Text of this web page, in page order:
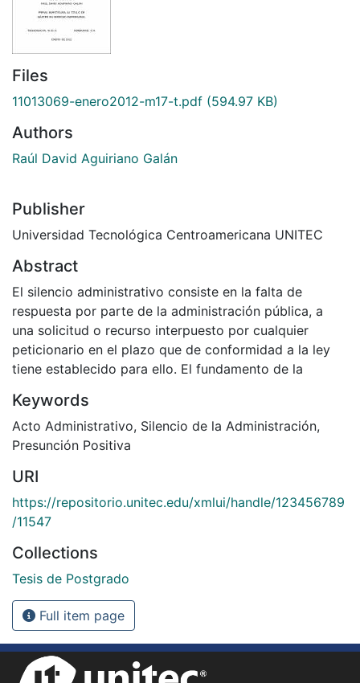
Files
11013069-enero2012-m17-t.pdf (594.97 KB)
Authors
Raúl David Aguiriano Galán
Publisher
Universidad Tecnológica Centroamericana UNITEC
Abstract
El silencio administrativo consiste en la falta de
respuesta por parte de la administración pública, a
una solicitud o recurso interpuesto por cualquier
peticionario en el plazo que de conformidad a la ley
tiene establecido para ello. El fundamento de la
Keywords
Acto Administrativo, Silencio de la Administración,
Presunción Positiva
URI
https://repositorio.unitec.edu/xmlui/handle/123456789
/11547
Collections
Tesis de Postgrado
Full item page